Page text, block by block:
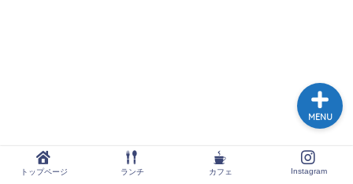
トップページ ランチ カフェ Instagram
MENU